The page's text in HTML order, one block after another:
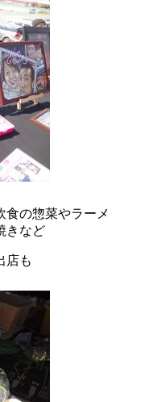
の惣菜やラーメ
きなど
店も